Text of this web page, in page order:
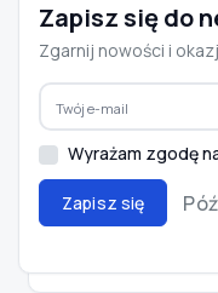
założeniu nowego
producenta do
było możliwe
producenta filtra
materiałów, które
duży opór podczas
Zapisz się do
Zgarnij nowości i
Wyrażam zgodę
Zapisz się